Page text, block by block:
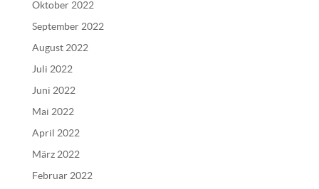
Oktober 2022
September 2022
August 2022
Juli 2022
Juni 2022
Mai 2022
April 2022
März 2022
Februar 2022